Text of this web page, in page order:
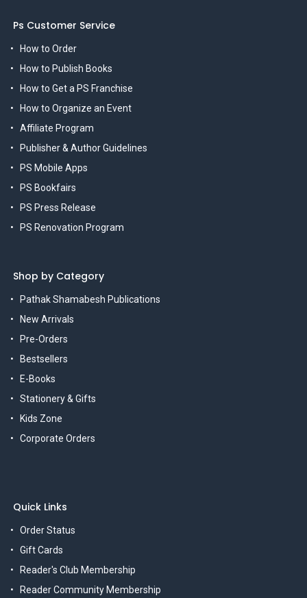
Ps Customer Service
How to Order
How to Publish Books
How to Get a PS Franchise
How to Organize an Event
Affiliate Program
Publisher & Author Guidelines
PS Mobile Apps
PS Bookfairs
PS Press Release
PS Renovation Program
Shop by Category
Pathak Shamabesh Publications
New Arrivals
Pre-Orders
Bestsellers
E-Books
Stationery & Gifts
Kids Zone
Corporate Orders
Quick Links
Order Status
Gift Cards
Reader's Club Membership
Reader Community Membership